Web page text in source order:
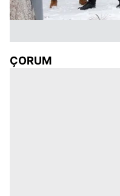
ÇORUM